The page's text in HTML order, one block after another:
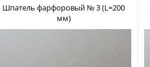
Шпатель фарфоровый № 3 (L=200
мм)